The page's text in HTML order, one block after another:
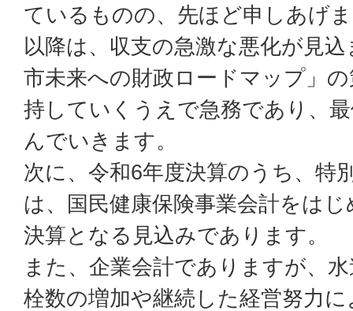
ているものの、先ほど申しあげ
以降は、収支の急激な悪化が見
市未来への財政ロードマップ」
持していくうえで急務であり、
んでいきます。
次に、令和6年度決算のうち、特
は、国民健康保険事業会計をは
決算となる見込みであります。
また、企業会計でありますが、
栓数の増加や継続した経営努力